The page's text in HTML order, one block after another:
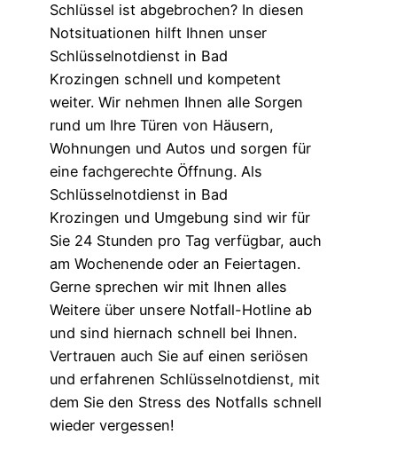
Schlüssel ist abgebrochen? In diesen
Notsituationen hilft Ihnen unser
Schlüsselnotdienst in Bad
Krozingen schnell und kompetent
weiter. Wir nehmen Ihnen alle Sorgen
rund um Ihre Türen von Häusern,
Wohnungen und Autos und sorgen für
eine fachgerechte Öffnung. Als
Schlüsselnotdienst in Bad
Krozingen und Umgebung sind wir für
Sie 24 Stunden pro Tag verfügbar, auch
am Wochenende oder an Feiertagen.
Gerne sprechen wir mit Ihnen alles
Weitere über unsere Notfall-Hotline ab
und sind hiernach schnell bei Ihnen.
Vertrauen auch Sie auf einen seriösen
und erfahrenen Schlüsselnotdienst, mit
dem Sie den Stress des Notfalls schnell
wieder vergessen!